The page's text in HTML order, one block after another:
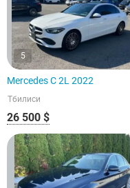
5
Mercedes C 2L 2022
Тбилиси
26 500 $